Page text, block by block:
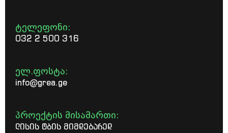
ტელეფონი:
032 2 500 316
ელ.ფოსტა:
info@grea.ge
პროექტის მისამართი:
ლისის ტბის მიმდებარედ